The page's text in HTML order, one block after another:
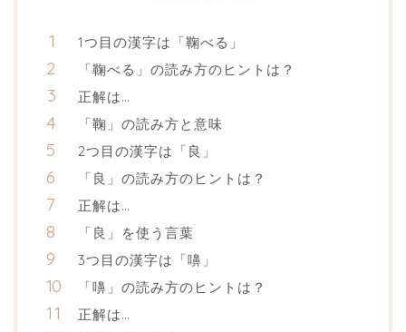
1つ目の漢字は「鞠べる」
「鞠べる」の読み方のヒントは？
正解は…
「鞠」の読み方と意味
2つ目の漢字は「良」
「良」の読み方のヒントは？
正解は…
「良」を使う言葉
3つ目の漢字は「嚊」
「嚊」の読み方のヒントは？
正解は…